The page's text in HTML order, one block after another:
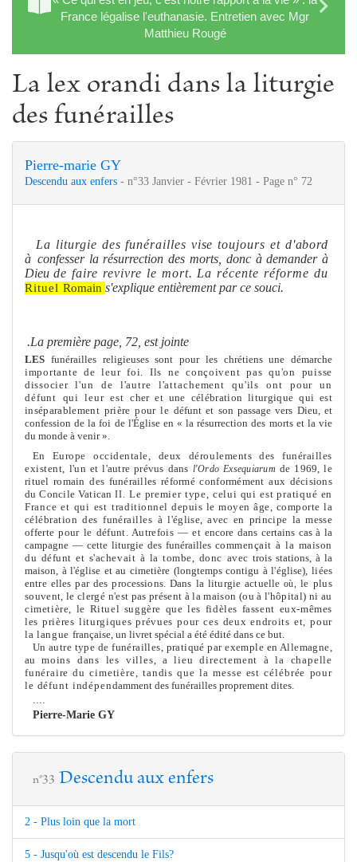
France légalise l'euthanasie. Entretien avec Mgr
Matthieu Rougé
La lex orandi dans la liturgie
des funérailles
Pierre-marie GY
Descendu aux enfers - n°33 Janvier - Février 1981 - Page n° 72
La liturgie des funérailles vise toujours et d'abord
à confesser la résurrection des morts, donc à demander à
Dieu de faire revivre le mort. La récente réforme du
Rituel Romain s'explique entièrement par ce souci.
La première page, 72, est jointe.
LES funérailles religieuses sont pour les chrétiens une démarche
importante de leur foi. Ils ne conçoivent pas qu'on puisse
dissocierl'un de l'autre l'attachement qu'ils ont pour un
défunt qui leur estcher et une célébration liturgique qui est
inséparablement prière pour le défunt et son passage vers Dieu, et
confession de la foi de l'Église en « la résurrection des morts et la vie
du monde à venir ».
En Europe occidentale, deux déroulements des funérailles
existent, l'un et l'autre prévus dans l'Ordo Exsequiarum de 1969, le
rituel romain des funérailles réformé conformément aux décisions
du Concile VaticanII. Le premier type, celui qui est pratiqué en
France et qui est tradi­tionnel depuis le moyen âge, comporte la
célébration des funérailles àl'église, avec en principe lamesse
offerte pour le défunt. Autrefois — etencore dans certains cas à la
campagne — cette liturgie des funérailles commençait à la maison
du défunt et s'achevait à la tombe, donc avectrois stations, à la
maison, à l'église et au cimetière (longtemps contigu àl'église), liées
entre elles par des processions. Dans la liturgie actuelleoù, le plus
souvent, le clergé n'est pas présent à la maison (ou à l'hôpital) ni au
cimetière, le Rituel suggère que les fidèles fassent eux-mêmes
les prières liturgiques prévues pour ces deux endroits et, pour
la langue française, un livret spécial a été édité dans ce but.
Un autre type de funérailles, pratiqué par exemple en Allemagne,
aumoins dans les villes, a lieu directement à la chapelle
funéraire ducimetière, tandis que lamesse est célébrée pour
le défunt indépen­damment des funérailles proprement dites.
....
Pierre-Marie GY
n°33 Descendu aux enfers
2 - Plus loin que la mort
5 - Jusqu'où est descendu le Fils?